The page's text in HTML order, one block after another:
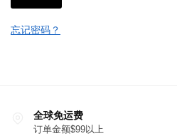
忘记密码？
全球免运费
订单金额$99以上